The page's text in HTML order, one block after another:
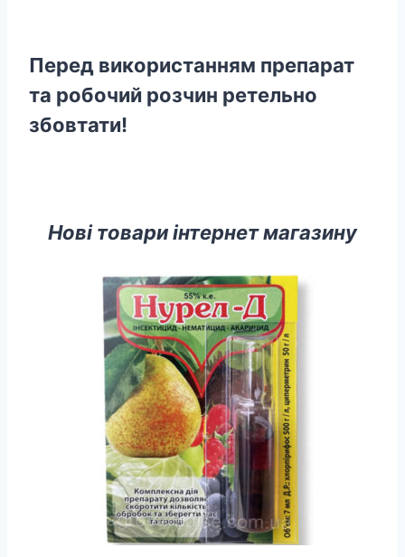
Перед використанням препарат
та робочий розчин ретельно
збовтати!
Нові товари інтернет магазину